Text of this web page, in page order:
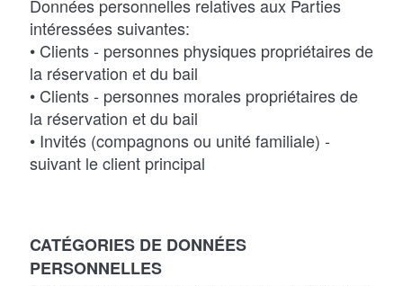
Données personnelles relatives aux Parties
intéressées suivantes:
• Clients - personnes physiques propriétaires de
la réservation et du bail
• Clients - personnes morales propriétaires de
la réservation et du bail
• Invités (compagnons ou unité familiale) -
suivant le client principal
CATÉGORIES DE DONNÉES
PERSONNELLES